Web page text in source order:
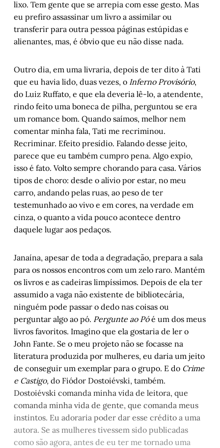
Mãe, a mais inesquecível dentre os tipos
Caio, a carroça e a facilidade em destruir
Amanda Costa: "Caio antecipou muito do que tem
sido feito na literatura recente"
Porto Alegre, 1902-06: Máscaras e carrancas nos
prédios da capital
Projeto Gema – Dez anos: Ato II
A medida das coisas humanas: Capítulo V
lixo. Tem gente que se arrepia com esse gesto. Mas
eu prefiro assassinar um livro a assimilar ou
transferir para outra pessoa páginas estúpidas e
alienantes, mas, é óbvio que eu não disse nada.
Outro dia, em uma livraria, depois de ter dito à Tati
que eu havia lido, duas vezes, o Inferno Provisório,
do Luiz Ruffato, e que ela deveria lê-lo, a atendente,
rindo feito uma boneca de pilha, perguntou se era
um romance bom. Quando saímos, melhor nem
comentar minha fala, Tati me recriminou.
Recriminar. Efeito presídio. Falando desse jeito,
parece que eu também cumpro pena. Algo expio,
isso é fato. Volto sempre chorando para casa. Vários
tipos de choro: desde o alívio por estar, no meu
carro, andando pelas ruas, ao peso de ter
testemunhado ao vivo e em cores, na verdade em
cinza, o quanto a vida pouco acontece dentro
daquele lugar aos pedaços.
Janaína, apesar de toda a degradação, prepara a sala
para os nossos encontros com um zelo raro. Mantém
os livros e as cadeiras limpíssimos. Depois de ela ter
assumido a vaga não existente de bibliotecária,
ninguém pode passar o dedo nas coisas ou
perguntar algo ao pó. Pergunte ao Póé um dos meus
livros favoritos. Imagino que ela gostaria de ler o
John Fante. Se o meu projeto não se focasse na
literatura produzida por mulheres, eu daria um jeito
de conseguir um exemplar para o grupo. E do Crime
e Castigo, do Fiódor Dostoiévski, também.
Dostoiévski comanda minha vida de leitora, que
comanda minha vida de gente, que comanda meus
instintos. Eu adoraria poder dar esse crédito a uma
autora. Se as mulheres tivessem sido publicadas
como são agora, antes de eu ter me tornado uma